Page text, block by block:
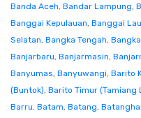
Banda Aceh, Bandar Lampung,
Banggai Kepulauan, Banggai
Selatan, Bangka Tengah,
Banjarbaru, Banjarmasin,
Banyumas, Banyuwangi, Barito
(Buntok), Barito Timur (Tamiang
Barru, Batam, Batang,